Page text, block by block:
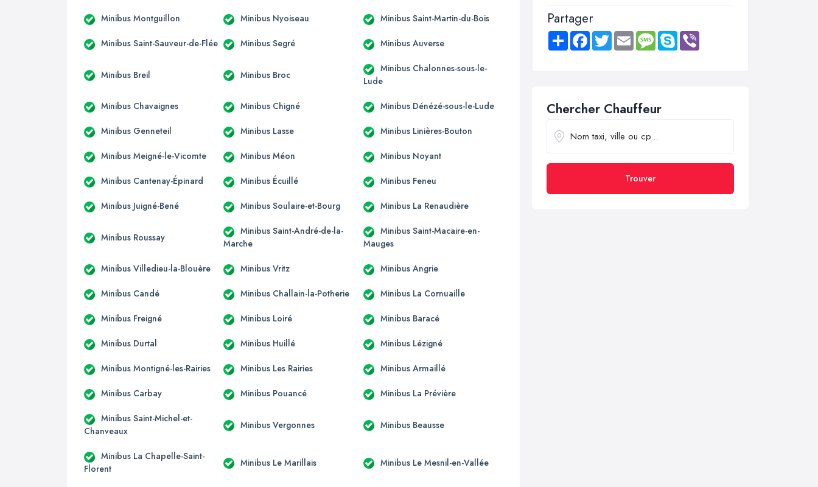
Minibus Montguillon Minibus Nyoiseau Minibus Saint-Martin-du-Bois
Minibus Saint-Sauveur-de-Flée Minibus Segré Minibus Auverse
Minibus Breil Minibus Broc
Minibus Chalonnes-sous-le-
Lude
Minibus Chavaignes Minibus Chigné Minibus Dénézé-sous-le-Lude
Minibus Genneteil Minibus Lasse Minibus Linières-Bouton
Minibus Meigné-le-Vicomte Minibus Méon Minibus Noyant
Minibus Cantenay-Épinard Minibus Écuillé Minibus Feneu
Minibus Juigné-Bené Minibus Soulaire-et-Bourg Minibus La Renaudière
Minibus Roussay
Minibus Saint-André-de-la-
Marche
Minibus Saint-Macaire-en-
Mauges
Minibus Villedieu-la-Blouère Minibus Vritz Minibus Angrie
Minibus Candé Minibus Challain-la-Potherie Minibus La Cornuaille
Minibus Freigné Minibus Loiré Minibus Baracé
Minibus Durtal Minibus Huillé Minibus Lézigné
Minibus Montigné-les-Rairies Minibus Les Rairies Minibus Armaillé
Minibus Carbay Minibus Pouancé Minibus La Prévière
Minibus Saint-Michel-et-
Chanveaux
Minibus Vergonnes Minibus Beausse
Minibus La Chapelle-Saint-
Florent
Minibus Le Marillais Minibus Le Mesnil-en-Vallée
Partager
Share FacebookTwitter Email MessageSkype
Chercher Chauffeur
Trouver